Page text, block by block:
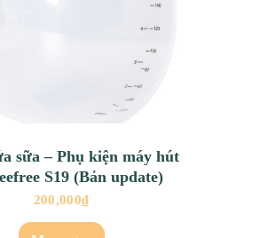
sữa – Phụ kiện máy hút
S19 (Bản update)
200,000₫